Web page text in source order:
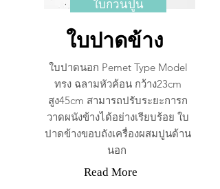
ใบกวนปูน
ใบปาดข้าง
ใบปาดนอก Pemet Type Model
ทรง ฉลามหัวค้อน กว้าง23cm
สูง45cm สามารถปรับระยะการก
วาดผนังข้างได้อย่างเรียบร้อย ใบ
ปาดข้างขอบถังเครื่องผสมปูนด้าน
นอก
Read More